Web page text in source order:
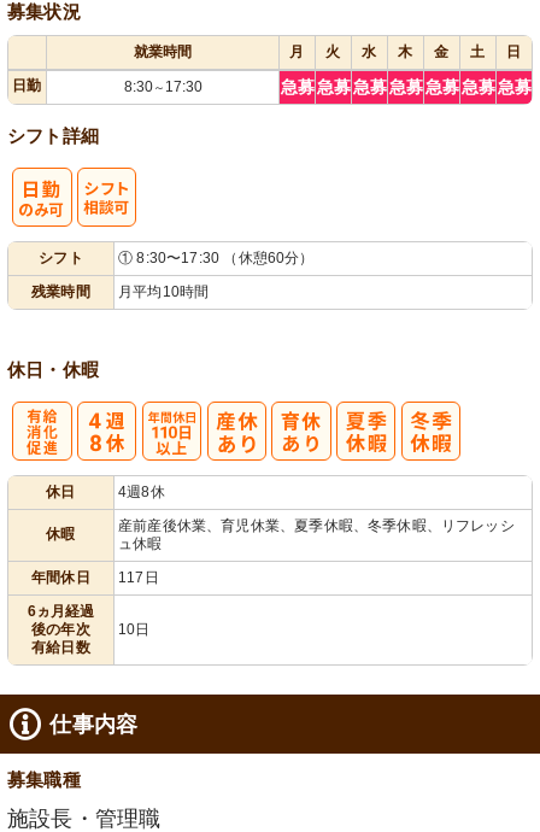
募集状況
就業時間 月 火 水 木 金 土
日
日勤
8:30～ 17:30 急募急募急募急募急募急募急募
シフト詳細
シフト
① 8:30〜17:30 （休憩60分）
残業時間
月平均10時間
休日・休暇
休日 4週8休
休暇
産前産後休業、育児休業、夏季休暇、冬季休暇、リフレッシ
ュ休暇
年間休日
117日
6ヵ月経過
後の年次
有給日数
10日
仕事内容
募集職種
施設長・管理職